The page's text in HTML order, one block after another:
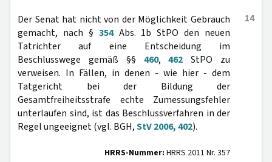
14
Der Senat hat nicht von der Möglichkeit Gebrauch
gemacht, nach § 354Abs. 1b StPO den neuen
Tatrichter auf eine Entscheidung im
Beschlusswege gemäß §§ 460,462 StPO zu
verweisen. In Fällen, in denen - wie hier - dem
Tatgericht bei der Bildung der
Gesamtfreiheitsstrafe echte Zumessungsfehler
unterlaufen sind, ist das Beschlussverfahren in der
Regel ungeeignet (vgl. BGH,StV 2006, 402).
HRRS-Nummer: HRRS 2011 Nr. 357